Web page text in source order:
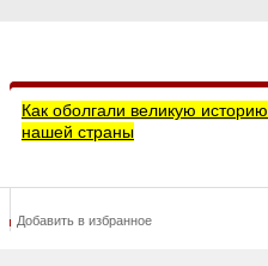
Как оболгали великую историю
нашей страны
Добавить в избранное